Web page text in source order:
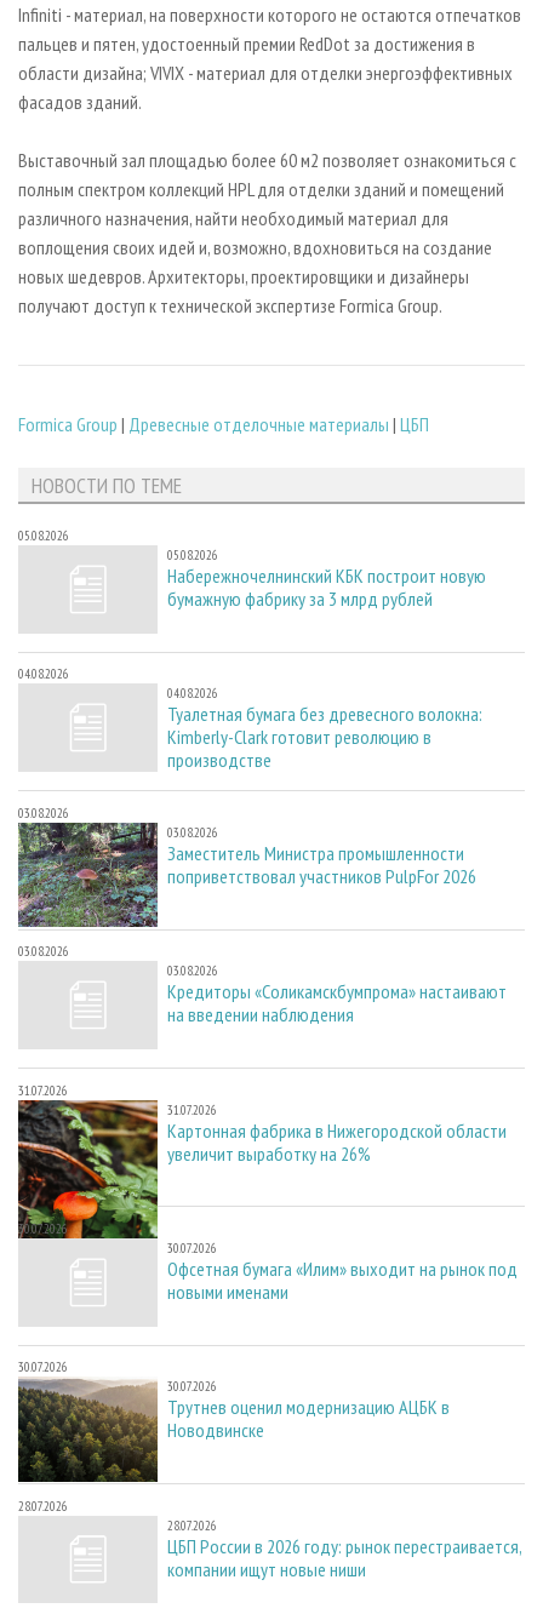
Infiniti - материал, на поверхности которого не остаются отпечатков
пальцев и пятен, удостоенный премии RedDot за достижения в
области дизайна; VIVIX - материал для отделки энергоэффективных
фасадов зданий.
Выставочный зал площадью более 60 м2 позволяет ознакомиться с
полным спектром коллекций HPL для отделки зданий и помещений
различного назначения, найти необходимый материал для
воплощения своих идей и, возможно, вдохновиться на создание
новых шедевров. Архитекторы, проектировщики и дизайнеры
получают доступ к технической экспертизе Formica Group.
Formica Group | Древесные отделочные материалы | ЦБП
НОВОСТИ ПО ТЕМЕ
05.08.2026
05.08.2026
Набережночелнинский КБК построит новую
бумажную фабрику за 3 млрд рублей
04.08.2026
04.08.2026
Туалетная бумага без древесного волокна:
Kimberly-Clark готовит революцию в
производстве
03.08.2026
03.08.2026
Заместитель Министра промышленности
поприветствовал участников PulpFor 2026
03.08.2026
03.08.2026
Кредиторы «Соликамскбумпрома» настаивают
на введении наблюдения
31.07.2026
31.07.2026
Картонная фабрика в Нижегородской области
увеличит выработку на 26%
30.07.2026
30.07.2026
Офсетная бумага «Илим» выходит на рынок под
новыми именами
30.07.2026
30.07.2026
Трутнев оценил модернизацию АЦБК в
Новодвинске
28.07.2026
28.07.2026
ЦБП России в 2026 году: рынок перестраивается,
компании ищут новые ниши